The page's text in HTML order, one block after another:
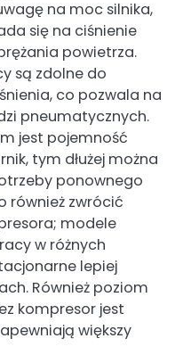
na moc silnika,
się na ciśnienie
powietrza.
są zdolne do
co pozwala na
pneumatycznych.
jest pojemność
tym dłużej można
ponownego
również zwrócić
modele
w różnych
lepiej
Również poziom
kompresor jest
większy